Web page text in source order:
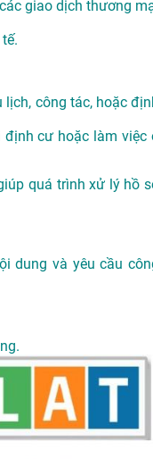
giao dịch thương
công tác, hoặc
định cư hoặc làm việc
quá trình xử lý hồ
dung và yêu cầu